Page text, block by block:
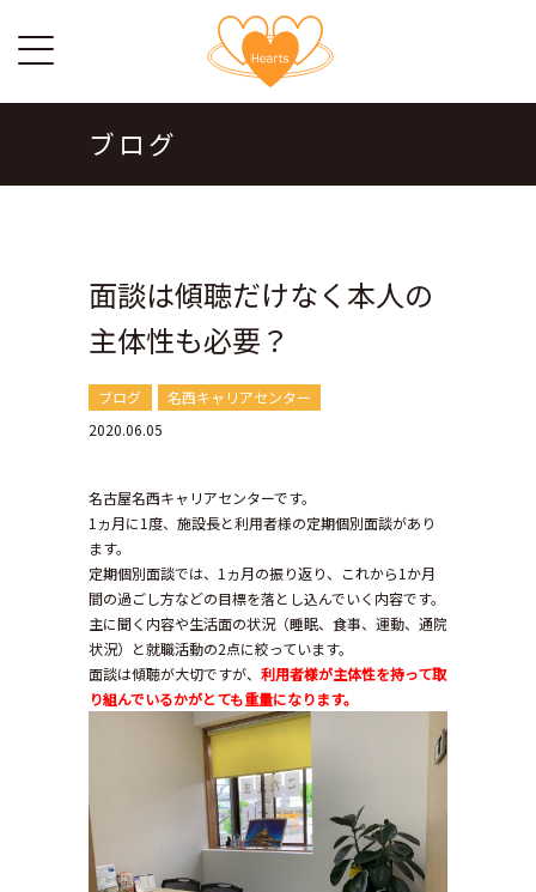
ブログ
面談は傾聴だけなく本人の
主体性も必要？
ブログ
名西キャリアセンター
2020.06.05
名古屋名西キャリアセンターです。
1ヵ月に1度、施設長と利用者様の定期個別面談があり
ます。
定期個別面談では、1ヵ月の振り返り、これから1か月
間の過ごし方などの目標を落とし込んでいく内容です。
主に聞く内容や生活面の状況（睡眠、食事、運動、通院
状況）と就職活動の2点に絞っています。
面談は傾聴が大切ですが、 利用者様が主体性を持って取
り組んでいるかがとても重量になります。